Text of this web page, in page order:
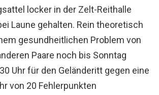
locker in der Zelt-Reithalle
Laune gehalten. Rein theoretisch
gesundheitlichen Problem von
Paare noch bis Sonntag
Uhr für den Geländeritt gegen eine
von 20 Fehlerpunkten